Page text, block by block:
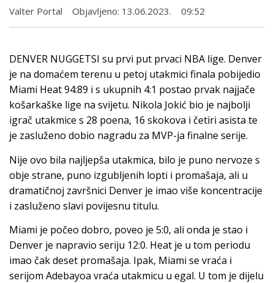
Valter Portal Objavljeno: 13.06.2023. 09:52
DENVER NUGGETSI su prvi put prvaci NBA lige. Denver
je na domaćem terenu u petoj utakmici finala pobijedio
Miami Heat 94:89 i s ukupnih 4:1 postao prvak najjače
košarkaške lige na svijetu. Nikola Jokić bio je najbolji
igrač utakmice s 28 poena, 16 skokova i četiri asista te
je zasluženo dobio nagradu za MVP-ja finalne serije.
Nije ovo bila najljepša utakmica, bilo je puno nervoze s
obje strane, puno izgubljenih lopti i promašaja, ali u
dramatičnoj završnici Denver je imao više koncentracije
i zasluženo slavi povijesnu titulu.
Miami je počeo dobro, poveo je 5:0, ali onda je stao i
Denver je napravio seriju 12:0. Heat je u tom periodu
imao čak deset promašaja. Ipak, Miami se vraća i
serijom Adebayoa vraća utakmicu u egal. U tom je dijelu